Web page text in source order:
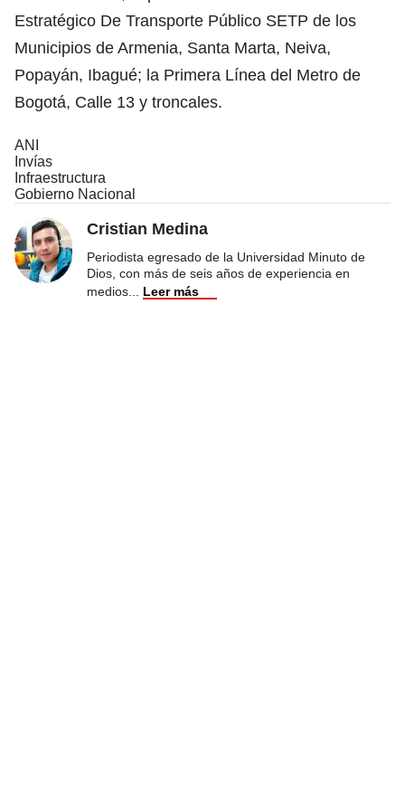
Estratégico De Transporte Público SETP de los
Municipios de Armenia, Santa Marta, Neiva,
Popayán, Ibagué; la Primera Línea del Metro de
Bogotá, Calle 13 y troncales.
ANI
Invías
Infraestructura
Gobierno Nacional
Cristian Medina
Periodista egresado de la Universidad Minuto de
Dios, con más de seis años de experiencia en
medios
Leer más